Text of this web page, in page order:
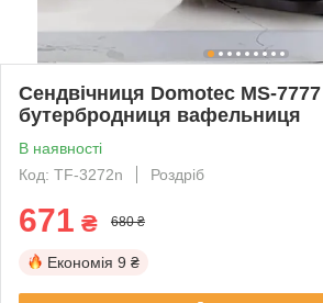
Сендвічниця Domotec MS-7777
бутербродниця вафельниця
В наявності
Код: TF-3272n
Роздріб
671 ₴ 680 ₴
Економія 9 ₴